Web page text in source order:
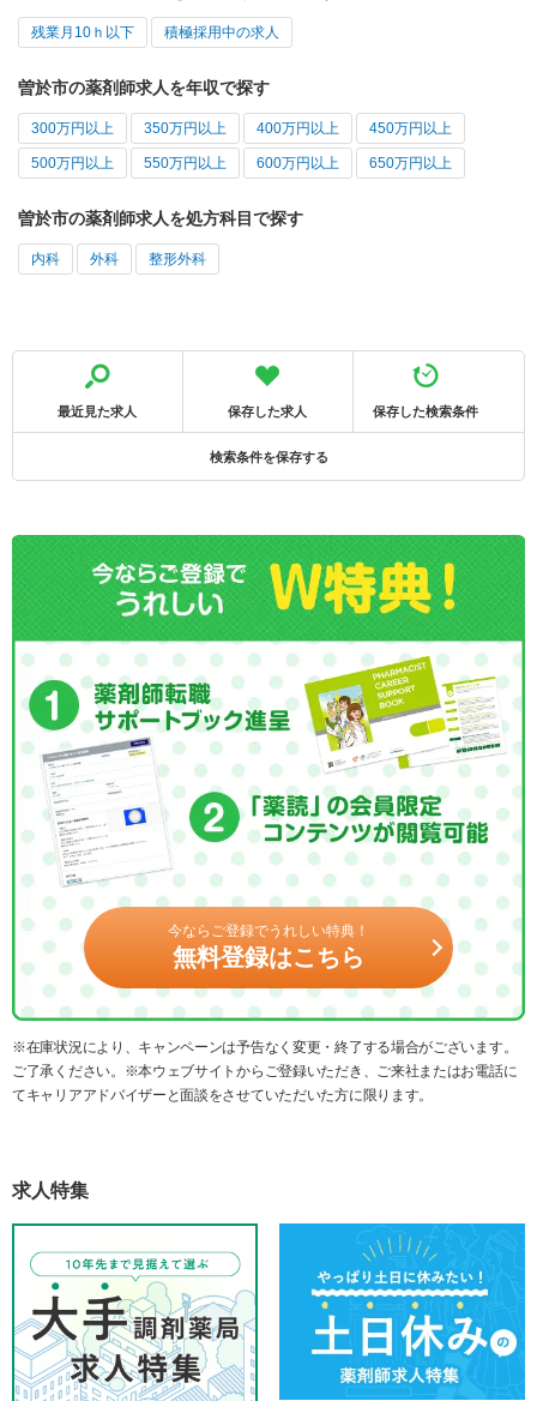
残業月10ｈ以下 積極採用中の求人
曽於市の薬剤師求人を年収で探す
300万円以上 350万円以上 400万円以上 450万円以上
500万円以上 550万円以上 600万円以上 650万円以上
曽於市の薬剤師求人を処方科目で探す
内科 外科 整形外科
最近見た求人 保存した求人 保存した検索条件
検索条件を保存する
今ならご登録でうれしい特典！
無料登録はこちら
※在庫状況により、キャンペーンは予告なく変更・終了する場合がございます。
ご了承ください。※本ウェブサイトからご登録いただき、ご来社またはお電話に
てキャリアアドバイザーと面談をさせていただいた方に限ります。
求人特集